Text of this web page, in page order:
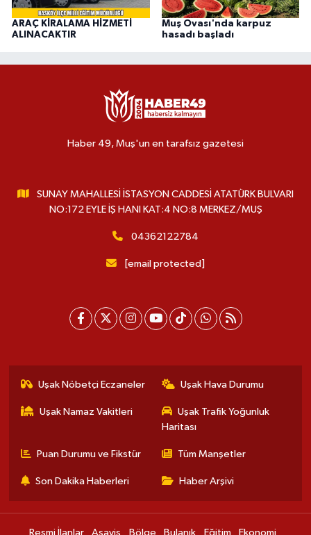
ARAÇ KİRALAMA HİZMETİ
ALINACAKTIR
Muş Ovası'nda karpuz
hasadı başladı
Haber 49, Muş'un en tarafsız gazetesi
SUNAY MAHALLESİ İSTASYON CADDESİ ATATÜRK BULVARI
NO:172 EYLE İŞ HANI KAT:4 NO:8 MERKEZ/MUŞ
04362122784
[email protected]
Uşak Nöbetçi Eczaneler Uşak Hava Durumu
Uşak Namaz Vakitleri
Uşak Trafik Yoğunluk
Haritası
Puan Durumu ve Fikstür Tüm Manşetler
Son Dakika Haberleri Haber Arşivi
Resmi İlanlar Asayiş Bölge Bulanık Eğitim Ekonomi